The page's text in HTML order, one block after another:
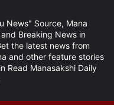
News" Source, Mana
Breaking News in
the latest news from
and other feature stories
Read Manasakshi Daily